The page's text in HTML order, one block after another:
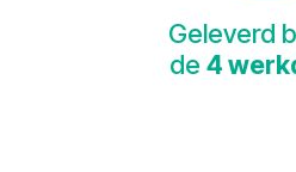
Geleverd
de 4